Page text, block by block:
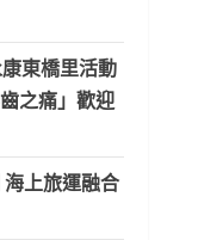
東橋里活動
之痛」歡迎
上旅運融合